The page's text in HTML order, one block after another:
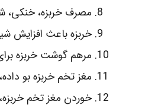
مصرف خربزه، خنکی،
خربزه باعث افزایش
مرهم گوشت خربزه
مغز تخم خربزه بو
خوردن مغز تخم